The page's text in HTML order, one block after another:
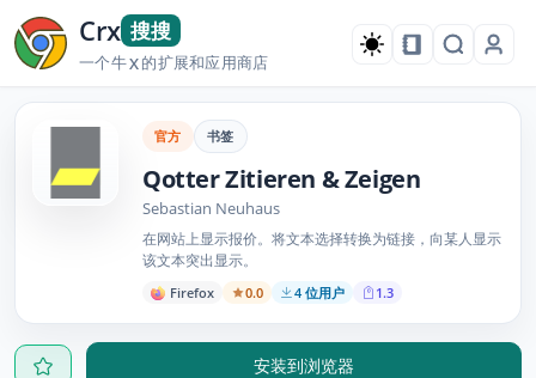
Crx 搜搜
一个牛X的扩展和应用商店
官方 书签
Qotter Zitieren & Zeigen
Sebastian Neuhaus
在网站上显示报价。将文本选择转换为链接，向某人显示
该文本突出显示。
Firefox 0.0 4 位用户 1.3
安装到浏览器